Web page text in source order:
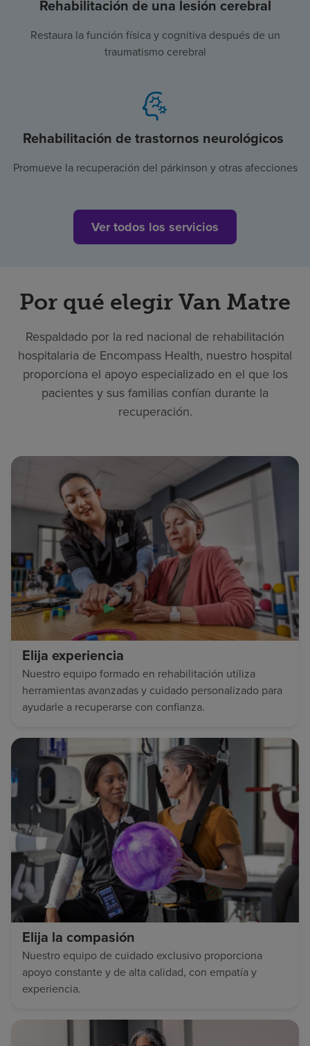
Rehabilitación de una lesión cerebral
Restaura la función física y cognitiva después de un
traumatismo cerebral
Rehabilitación de trastornos neurológicos
Promueve la recuperación del párkinson y otras afecciones
Ver todos los servicios
Por qué elegir Van Matre
Respaldado por la red nacional de rehabilitación
hospitalaria de Encompass Health, nuestro hospital
proporciona el apoyo especializado en el que los
pacientes y sus familias confían durante la
recuperación.
Elija experiencia
Nuestro equipo formado en rehabilitación utiliza
herramientas avanzadas y cuidado personalizado para
ayudarle a recuperarse con confianza.
Elija la compasión
Nuestro equipo de cuidado exclusivo proporciona
apoyo constante y de alta calidad, con empatía y
experiencia.